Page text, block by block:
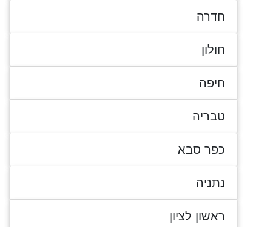
חדרה
חולון
חיפה
טבריה
כפר סבא
נתניה
ראשון לציון